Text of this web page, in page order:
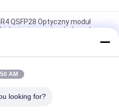
QSFP28 Optyczny moduł
sieci w centrach danych
SR SFP28 Transceiver 25Gbps
25GBASE-LR Industrial
AM
looking for?